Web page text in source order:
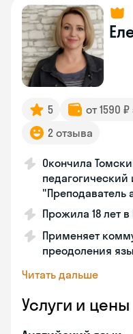
5 от 1590
2 отзыва
Окончила
педагогический
"Преподаватель
Прожила 18 лет
Применяет
преодоления
Читать дальше
Услуги и цены